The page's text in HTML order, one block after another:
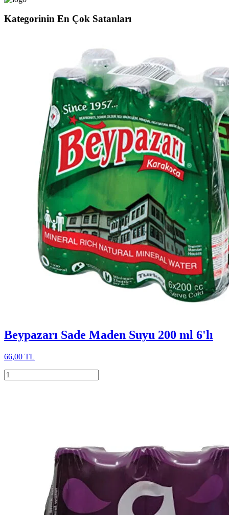
Kategorinin En Çok Satanları
Beypazarı Sade Maden Suyu 200 ml 6'lı
66,00 TL